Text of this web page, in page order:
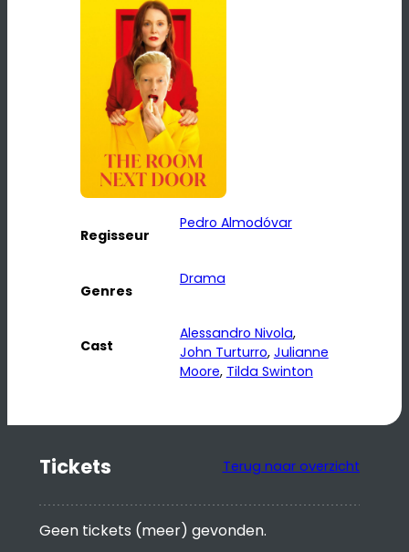
Regisseur
Pedro Almodóvar
Genres
Drama
Cast
Alessandro Nivola,
John Turturro, Julianne
Moore, Tilda Swinton
Tickets Terug naar overzicht
Geen tickets (meer) gevonden.